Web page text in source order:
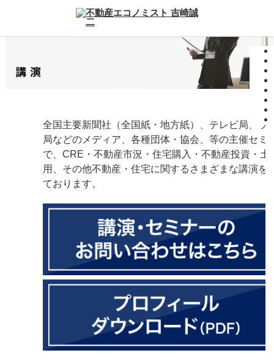
全国主要新聞社（全国紙・地方紙）、テレビ局、ラ
局などのメディア、各種団体・協会、等の主催セミ
で、CRE・不動産市況・住宅購入・不動産投資・土
用、その他不動産・住宅に関するさまざまな講演を
ております。